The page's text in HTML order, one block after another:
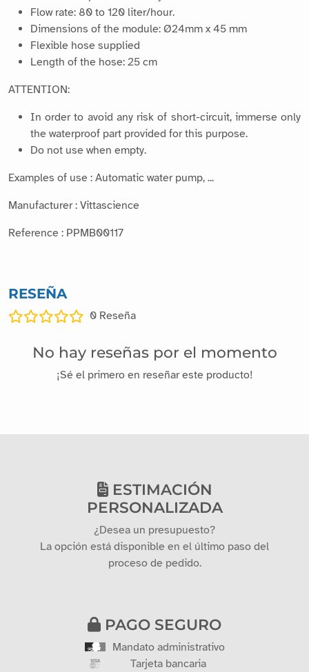
Flow rate: 80 to 120 liter/hour.
Dimensions of the module: Ø24mm x 45 mm
Flexible hose supplied
Length of the hose: 25 cm
ATTENTION:
In order to avoid any risk of short-circuit, immerse only
the waterproof part provided for this purpose.
Do not use when empty.
Examples of use : Automatic water pump, ...
Manufacturer : Vittascience
Reference : PPMB00117
RESEÑA
0 Reseña
No hay reseñas por el momento
¡Sé el primero en reseñar este producto!
ESTIMACIÓN
PERSONALIZADA
¿Desea un presupuesto?
La opción está disponible en el último paso del
proceso de pedido.
PAGO SEGURO
Mandato administrativo
Tarjeta bancaria